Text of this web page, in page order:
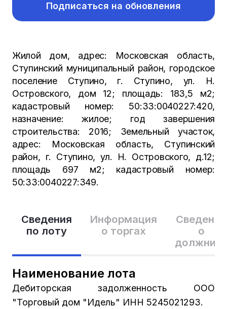
Сведения
по лоту
Информация
о торгах
Сведения
о
Наименование лота
Дебиторская задолженность ООО
"Торговый дом "Идель" ИНН 5245021293.
Подписаться на обновления
Жилой дом, адрес: Московская область,
Ступинский муниципальный район, городское
поселение Ступино, г. Ступино, ул. Н.
Островского, дом 12; площадь: 183,5 м2;
кадастровый номер: 50:33:0040227:420,
назначение: жилое; год завершения
строительства: 2016; Земельный участок,
адрес: Московская область, Ступинский
район, г. Ступино, ул. Н. Островского, д.12;
площадь 697 м2; кадастровый номер:
50:33:0040227:349.